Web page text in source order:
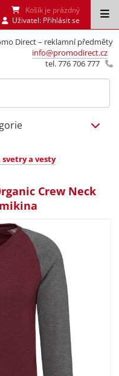
Direct – reklamní předměty
info@promodirect.cz
tel. 776 706 777
Košík je prázdný
Uživatel: Přihlásit se
a vesty
Crew Neck